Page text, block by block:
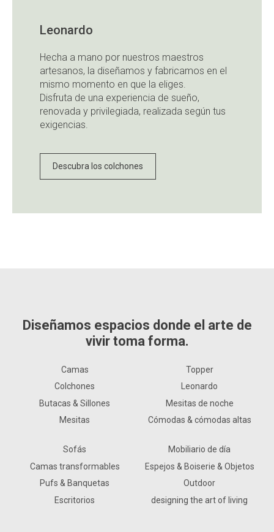
Leonardo
Hecha a mano por nuestros maestros
artesanos, la diseñamos y fabricamos en el
mismo momento en que la eliges.
Disfruta de una experiencia de sueño,
renovada y privilegiada, realizada según tus
exigencias.
Descubra los colchones
Diseñamos espacios donde el arte de
vivir toma forma.
Camas
Colchones
Butacas & Sillones
Mesitas
Topper
Leonardo
Mesitas de noche
Cómodas & cómodas altas
Sofás
Camas transformables
Pufs & Banquetas
Escritorios
Mobiliario de día
Espejos & Boiserie & Objetos
Outdoor
designing the art of living